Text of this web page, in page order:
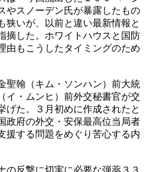
やスノーデン氏が暴露したもの
狭いが、以前と違い最新情報と
摘した。ホワイトハウスと国防
由もこうしたタイミングのため
聖翰（キム・ソンハン）前大統
イ・ムンヒ）前外交秘書官が交
げた。３月初めに作成されたと
政府の外交・安保最高位当局者
援する問題をめぐり苦心する内
の反撃に切実に必要な弾薬３３